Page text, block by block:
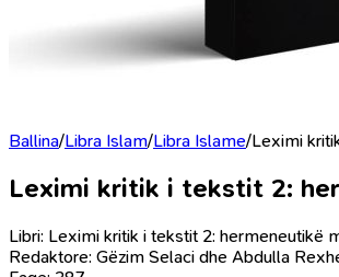
Ballina/Libra Islam/Libra Islame/Leximi
Leximi kritik i tekstit 2:
Libri: Leximi kritik i tekstit 2: hermeneutikë
Redaktore: Gëzim Selaci dhe Abdulla